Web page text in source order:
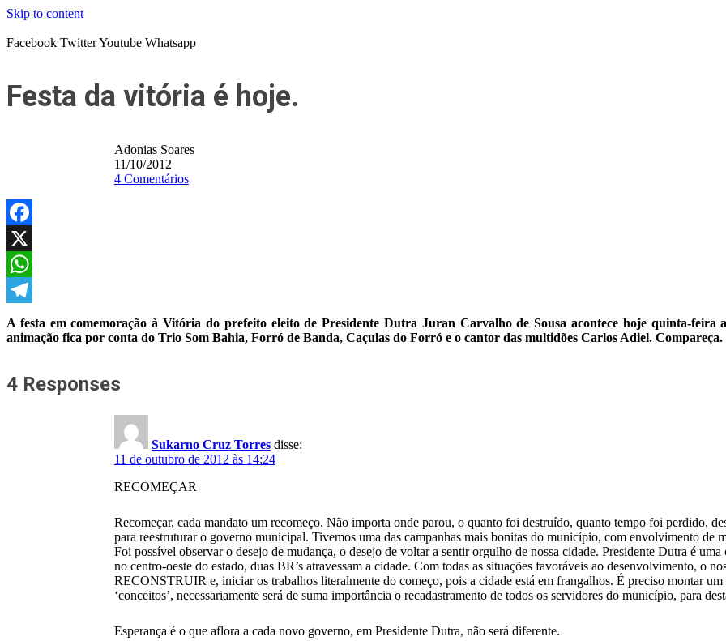
Skip to content
Facebook TwitterYoutube Whatsapp
Festa da vitória é hoje.
Adonias Soares
11/10/2012
4 Comentários
Facebook
X
WhatsApp
Telegram
A festa em comemoração à Vitória do prefeito eleito de Presidente Dutra Juran Carvalho de Sousa acontece hoje quinta-
animação fica por conta do Trio Som Bahia, Forró de Banda, Caçulas do Forró e o cantor das multidões Carlos Adiel. Compareça.
4 Responses
Sukarno Cruz Torres disse:
11 de outubro de 2012 às 14:24
RECOMEÇAR
Recomeçar, cada mandato um recomeço. Não importa onde parou, o quanto foi destruído, quanto tempo foi perdido,
para reestruturar o governo municipal. Tivemos uma das campanhas mais bonitas do município, com envolvimento de
Foi possível observar o desejo de mudança, o desejo de voltar a sentir orgulho de nossa cidade. Presidente Dutra é
no centro-oeste do estado, duas BR’s atravessam a cidade. Com todas as situações favoráveis ao desenvolvimento, o
RECONSTRUIR e, iniciar os trabalhos literalmente do começo, pois a cidade está em frangalhos. É preciso montar
‘conceitos’, necessariamente será de suma importância o recadastramento de todos os servidores do município, para
Esperança é o que aflora a cada novo governo, em Presidente Dutra, não será diferente.